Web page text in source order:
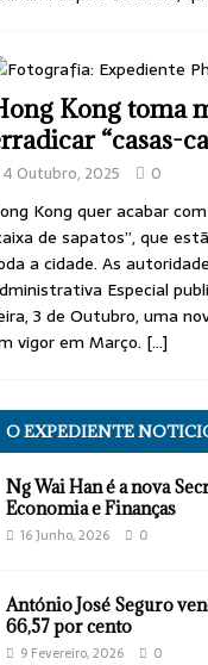
Kong toma
“casas-
4 Outubro, 2025 0
Kong quer acabar
de sapatos”, que
a cidade. As
Especial
3 de Outubro, uma
vigor em Março. […]
O EXPEDIENTE
Ng Wai Han é a nova
Economia e Finanças
16 Junho, 2026 0
António José Seguro
66,57 por cento
9 Fevereiro, 2026 0